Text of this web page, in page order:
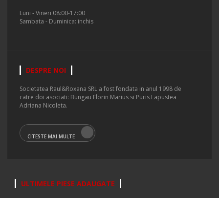
Luni - Vineri 08:00-17:00
Sambata - Duminica: inchis
DESPRE NOI
Societatea Raul&Roxana SRL a fost fondata in anul 1998 de
catre doi asociati: Bungau Florin Marius si Puris Lapustea
Adriana Nicoleta.
CITESTE MAI MULTE
ULTIMELE PIESE ADAUGATE